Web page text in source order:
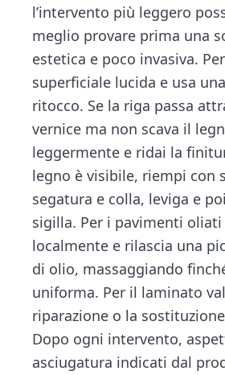
l’intervento più leggero
meglio provare prima una
estetica e poco invasiva.
superficiale lucida e usa
ritocco. Se la riga passa
vernice ma non scava il
leggermente e ridai la
legno è visibile, riempi con
segatura e colla, leviga e
sigilla. Per i pavimenti
localmente e rilascia una
di olio, massaggiando
uniforma. Per il laminato
riparazione o la
Dopo ogni intervento,
asciugatura indicati dal